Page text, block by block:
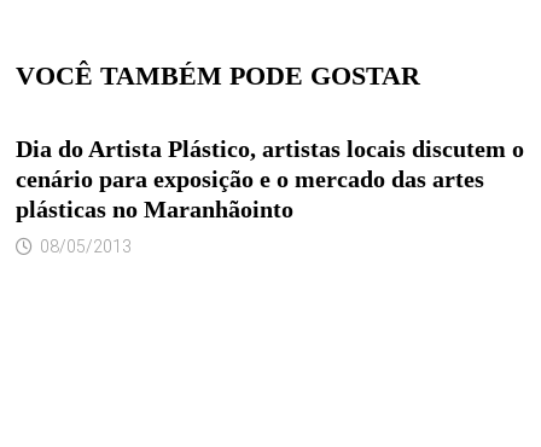
VOCÊ TAMBÉM PODE GOSTAR
Dia do Artista Plástico, artistas locais discutem o
cenário para exposição e o mercado das artes
plásticas no Maranhãointo
08/05/2013